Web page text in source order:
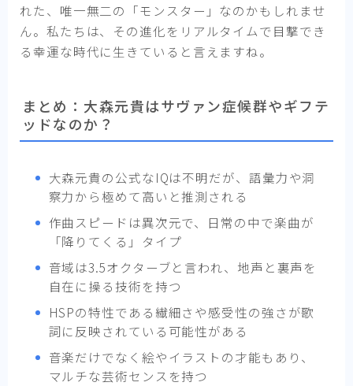
れた、唯一無二の「モンスター」なのかもしれませ
ん。私たちは、その進化をリアルタイムで目撃でき
る幸運な時代に生きていると言えますね。
まとめ：大森元貴はサヴァン症候群やギフテ
ッドなのか？
大森元貴の公式なIQは不明だが、語彙力や洞
察力から極めて高いと推測される
作曲スピードは異次元で、日常の中で楽曲が
「降りてくる」タイプ
音域は3.5オクターブと言われ、地声と裏声を
自在に操る技術を持つ
HSPの特性である繊細さや感受性の強さが歌
詞に反映されている可能性がある
音楽だけでなく絵やイラストの才能もあり、
マルチな芸術センスを持つ